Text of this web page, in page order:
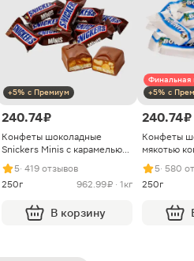
+5% с Премиум
240.74 ₽
Конфеты шоколадные
Snickers Minis с карамелью
арахисом и нугой
5· 419 отзывов
250г
962.99 ₽ · 1кг
В корзину
Финальная
+5% с
240.74 ₽
Конфеты
мякотью
5· 580
250г